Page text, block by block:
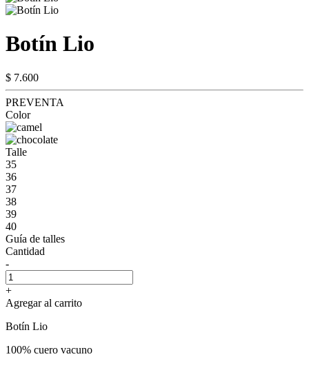
Botín Lio
$ 7.600
PREVENTA
Color
Talle
35
36
37
38
39
40
Guía de talles
Cantidad
-
+
Agregar al carrito
Botín Lio
100% cuero vacuno